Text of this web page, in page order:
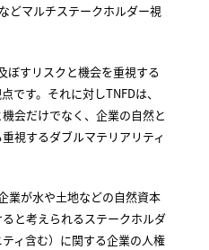
どマルチステークホルダー視
ぼすリスクと機会を重視する
です。それに対しTNFDは、
会だけでなく、企業の自然と
視するダブルマテリアリティ
業が水や土地などの自然資本
と考えられるステークホルダ
ィ含む）に関する企業の人権